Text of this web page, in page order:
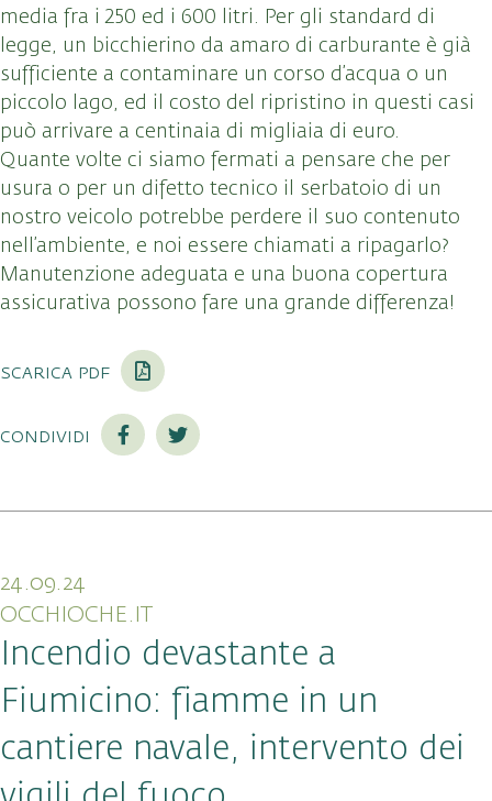
media fra i 250 ed i 600 litri. Per gli standard di
legge, un bicchierino da amaro di carburante è già
sufficiente a contaminare un corso d’acqua o un
piccolo lago, ed il costo del ripristino in questi casi
può arrivare a centinaia di migliaia di euro.
Quante volte ci siamo fermati a pensare che per
usura o per un difetto tecnico il serbatoio di un
nostro veicolo potrebbe perdere il suo contenuto
nell’ambiente, e noi essere chiamati a ripagarlo?
Manutenzione adeguata e una buona copertura
assicurativa possono fare una grande differenza!
scarica pdf
condividi
24.09.24
OCCHIOCHE.IT
Incendio devastante a
Fiumicino: fiamme in un
cantiere navale, intervento dei